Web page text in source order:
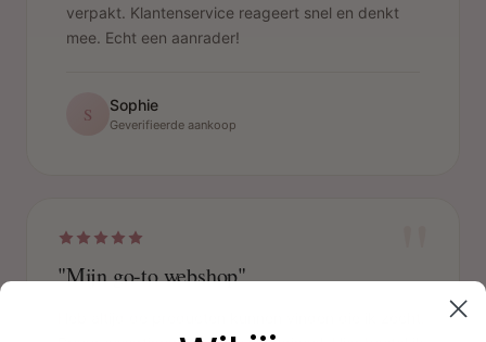
verpakt. Klantenservice reageert snel en denkt
mee. Echt een aanrader!
S Sophie
Geverifieerde aankoop
"
"Mijn go-to webshop"